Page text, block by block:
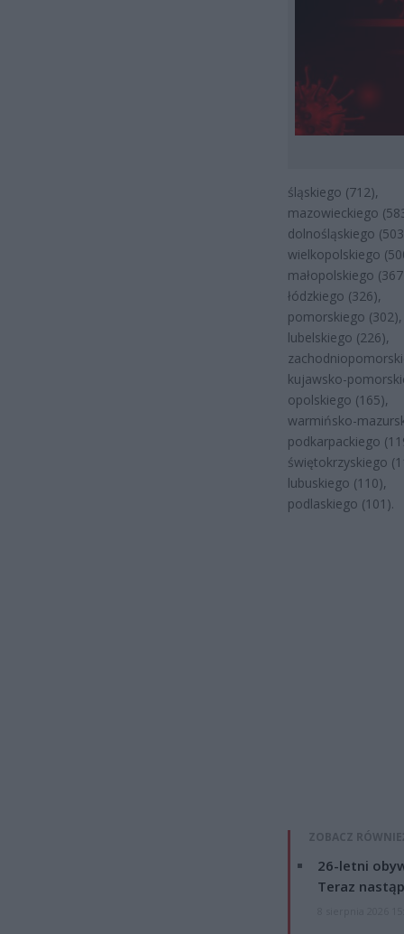
śląskiego (712),
mazowieckiego
dolnośląskiego
wielkopolskiego
małopolskiego
łódzkiego (326),
pomorskiego (302),
lubelskiego (226),
kujawsko-
opolskiego (165),
warmińsko-
podkarpackiego
świętokrzyskiego
lubuskiego (110),
podlaskiego (101).
ZOBACZ
26-letni
Teraz